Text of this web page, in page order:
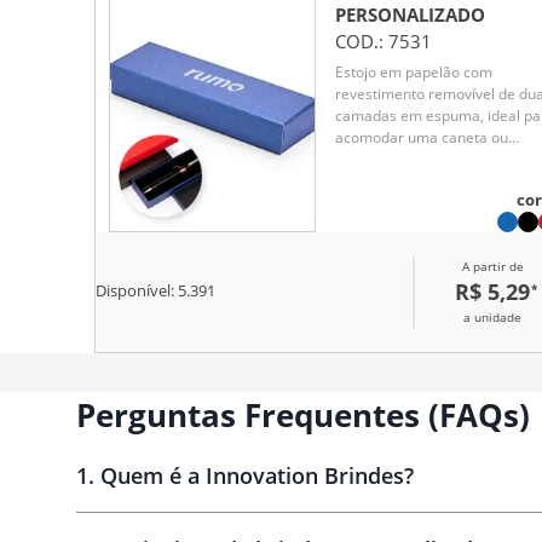
marcar textos. Acompanham
bolsa para facilitar o transporte
do kit.
PERSONALIZADO
COD.: 7531
Estojo em papelão com
revestimento removível de
camadas em espuma, ideal
acomodar uma caneta ou
sofisticado, perfeito para
Disponível: 5.391
A partir de
R$ 5,29*
a unidade
Perguntas Frequentes (FAQs)
1. Quem é a Innovation Brindes?